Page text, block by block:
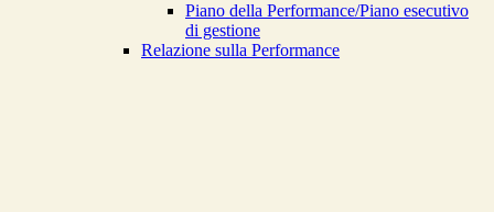
Piano della Performance/Piano esecutivo
di gestione
Relazione sulla Performance